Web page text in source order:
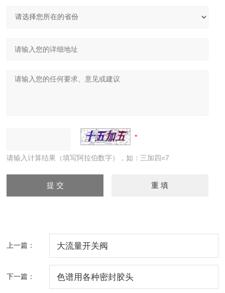
请输入计算结果（填写阿拉伯数字），如：三加四=7
上一篇： 大流量开关阀
下一篇： 色谱用各种密封胶头